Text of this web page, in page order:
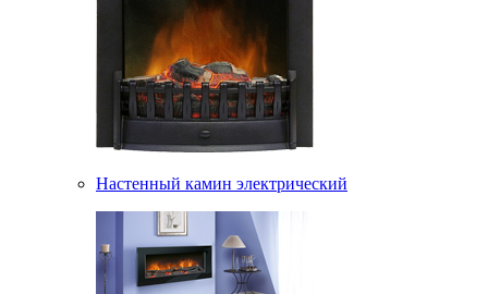
Настенный камин электрический